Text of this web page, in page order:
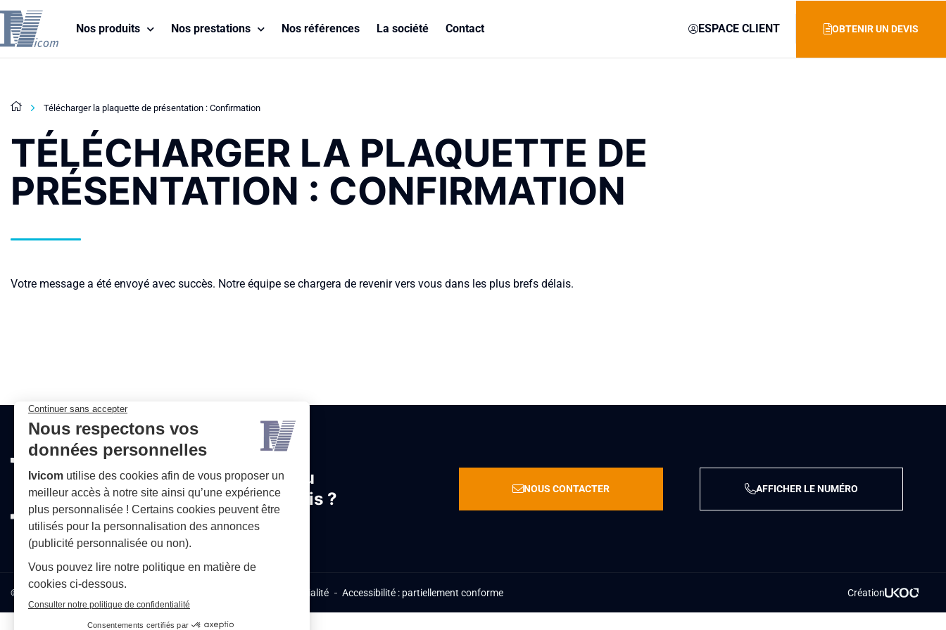
Nos produits Nos prestations Nos références La société Contact ESPACE CLIENT OBTENIR UN DEVIS
Télécharger la plaquette de présentation : Confirmation
TÉLÉCHARGER LA PLAQUETTE DE
PRÉSENTATION : CONFIRMATION
Votre message a été envoyé avec succès. Notre équipe se chargera de revenir vers vous dans les plus brefs délais.
Une question ou
besoin d'un devis ?
NOUS CONTACTER AFFICHER LE NUMÉRO
© 2026 ivicom-france.fr Politique de confidentialité Accessibilité : partiellement conforme Création